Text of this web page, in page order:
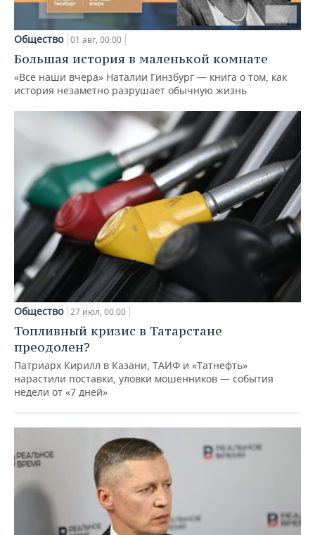
Общество 01 авг, 00:00
Большая история в маленькой комнате
«Все наши вчера» Наталии Гинзбург — книга о том, как
история незаметно разрушает обычную жизнь
Общество 27 июл, 00:00
Топливный кризис в Татарстане
преодолен?
Патриарх Кирилл в Казани, ТАИФ и «Татнефть»
нарастили поставки, уловки мошенников — события
недели от «7 дней»